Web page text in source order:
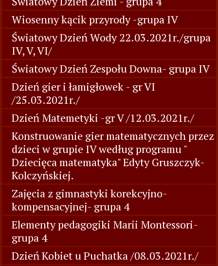
Wiosenny kącik przyrody -grupa IV
Światowy Dzień Wody 22.03.2021r./grupa
IV, V, VI/
Światowy Dzień Zespołu Downa- grupa IV
Dzień gier i łamigłowek - gr VI
/25.03.2021r./
Dzień Matemetyki -gr V /12.03.2021r./
Konstruowanie gier matematycznych przez
dzieci w grupie IV według programu "
Dziecięca matematyka" Edyty Gruszczyk-
Kolczyńskiej.
Zajęcia z gimnastyki korekcyjno-
kompensacyjnej- grupa 4
Elementy pedagogiki Marii Montessori-
grupa 4
Dzień Kobiet u Puchatka /08.03.2021r./